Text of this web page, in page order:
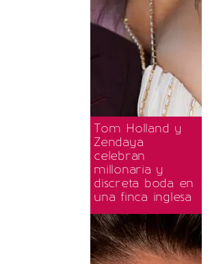
Tom Holland y
Zendaya
celebran
millonaria y
discreta boda en
una finca inglesa